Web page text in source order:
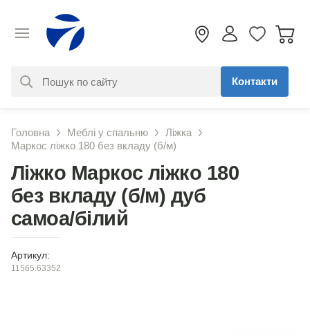
знайдено. Уточніть свій запит
Контакти
Головна Меблі у спальню
Ліжка
Маркос ліжко 180 без вкладу (б/м)
Ліжко Маркос ліжко 180
без вкладу (б/м) дуб
самоа/білий
Артикул:
11565.63352